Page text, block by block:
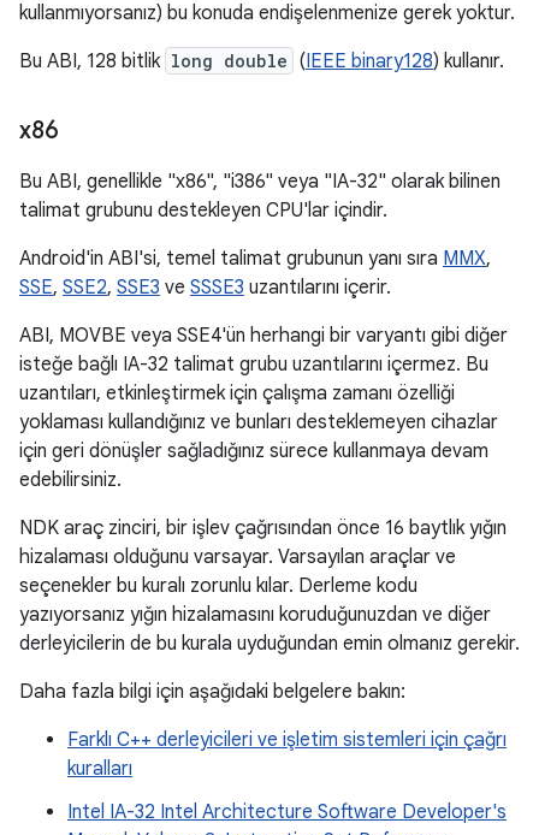
kullanmıyorsanız) bu konuda endişelenmenize gerek yoktur.
Bu ABI, 128 bitlik long double (IEEE binary128) kullanır.
x86
Bu ABI, genellikle "x86", "i386" veya "IA-32" olarak bilinen
talimat grubunu destekleyen CPU'lar içindir.
Android'in ABI'si, temel talimat grubunun yanı sıra MMX,
SSE, SSE2, SSE3 ve SSSE3 uzantılarını içerir.
ABI, MOVBE veya SSE4'ün herhangi bir varyantı gibi diğer
isteğe bağlı IA-32 talimat grubu uzantılarını içermez. Bu
uzantıları, etkinleştirmek için çalışma zamanı özelliği
yoklaması kullandığınız ve bunları desteklemeyen cihazlar
için geri dönüşler sağladığınız sürece kullanmaya devam
edebilirsiniz.
NDK araç zinciri, bir işlev çağrısından önce 16 baytlık yığın
hizalaması olduğunu varsayar. Varsayılan araçlar ve
seçenekler bu kuralı zorunlu kılar. Derleme kodu
yazıyorsanız yığın hizalamasını koruduğunuzdan ve diğer
derleyicilerin de bu kurala uyduğundan emin olmanız gerekir.
Daha fazla bilgi için aşağıdaki belgelere bakın:
Farklı C++ derleyicileri ve işletim sistemleri için çağrı
kuralları
Intel IA-32 Intel Architecture Software Developer's